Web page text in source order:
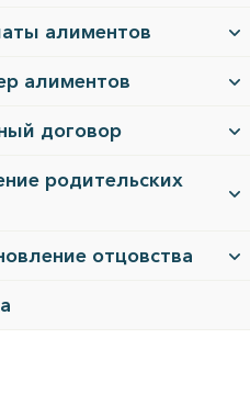
алиментов
алиментов
договор
родительских
отцовства